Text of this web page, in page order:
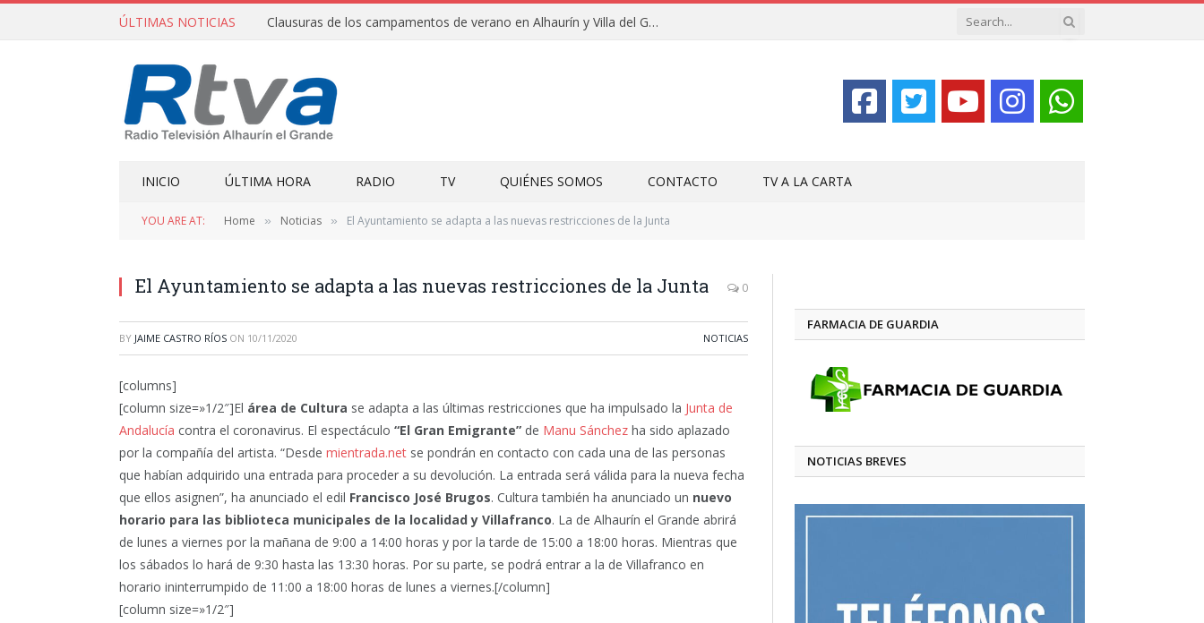
ÚLTIMAS NOTICIAS Clausuras de los campamentos de verano en Alhaurín y Villa del Guadalhorce 2026
INICIO ÚLTIMA HORA RADIO TV QUIÉNES SOMOS CONTACTO TV A LA CARTA
YOU ARE AT: Home » Noticias » El Ayuntamiento se adapta a las nuevas restricciones de la Junta
El Ayuntamiento se adapta a las nuevas restricciones de la Junta 0
BY JAIME CASTRO RÍOS ON 10/11/2020 NOTICIAS
[columns]
[column size=»1/2″]El área de Cultura se adapta a las últimas restricciones que ha impulsado la Junta de
Andalucía contra el coronavirus. El espectáculo “El Gran Emigrante” de Manu Sánchez ha sido aplazado
por la compañía del artista. “Desde mientrada.net se pondrán en contacto con cada una de las personas
que habían adquirido una entrada para proceder a su devolución. La entrada será válida para la nueva fecha
que ellos asignen”, ha anunciado el edil Francisco José Brugos. Cultura también ha anunciado un nuevo
horario para las biblioteca municipales de la localidad y Villafranco. La de Alhaurín el Grande abrirá
de lunes a viernes por la mañana de 9:00 a 14:00 horas y por la tarde de 15:00 a 18:00 horas. Mientras que
los sábados lo hará de 9:30 hasta las 13:30 horas. Por su parte, se podrá entrar a la de Villafranco en
horario ininterrumpido de 11:00 a 18:00 horas de lunes a viernes.[/column]
[column size=»1/2″]
FARMACIA DE GUARDIA
NOTICIAS BREVES